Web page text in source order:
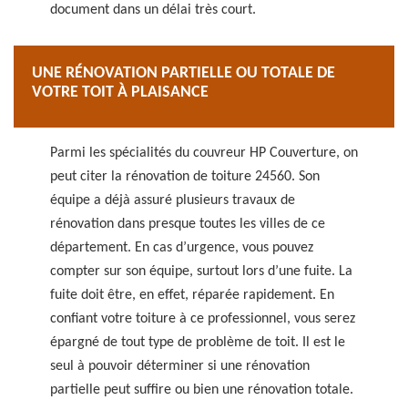
document dans un délai très court.
UNE RÉNOVATION PARTIELLE OU TOTALE DE
VOTRE TOIT À PLAISANCE
Parmi les spécialités du couvreur HP Couverture, on
peut citer la rénovation de toiture 24560. Son
équipe a déjà assuré plusieurs travaux de
rénovation dans presque toutes les villes de ce
département. En cas d’urgence, vous pouvez
compter sur son équipe, surtout lors d’une fuite. La
fuite doit être, en effet, réparée rapidement. En
confiant votre toiture à ce professionnel, vous serez
épargné de tout type de problème de toit. Il est le
seul à pouvoir déterminer si une rénovation
partielle peut suffire ou bien une rénovation totale.